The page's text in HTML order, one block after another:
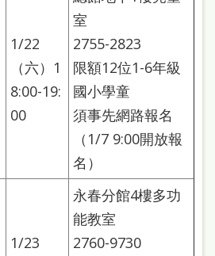
1/22
（六）1
8:00-19:
00
室
2755-2823
限額12位1-6年級
國小學童
須事先網路報名
（1/7 9:00開放報
名）
1/23
永春分館4樓多功
能教室
2760-9730